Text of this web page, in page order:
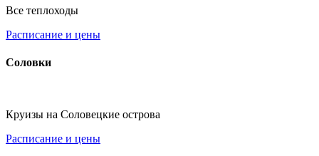
Все теплоходы
Расписание и цены
Соловки
Круизы на Соловецкие острова
Расписание и цены